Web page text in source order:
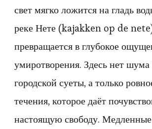
свет мягко ложится на гладь
реке Нете (kajakken op de
превращается в глубокое
умиротворения. Здесь нет
городской суеты, а только
течения, которое даёт
настоящую свободу.